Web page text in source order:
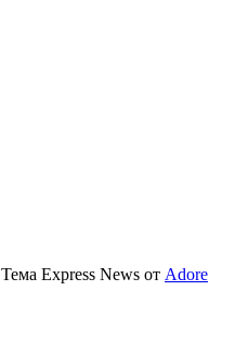
Тема Express News от Adore